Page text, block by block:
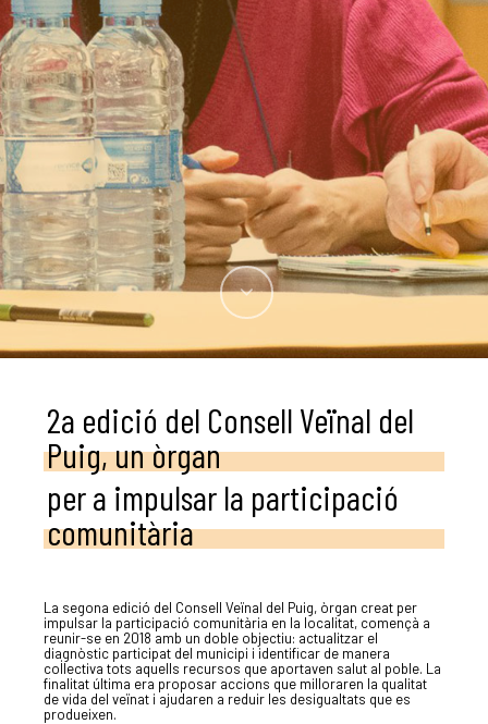
2a edició del Consell Veïnal del
Puig, un òrgan
per a impulsar la participació
comunitària
La segona edició del Consell Veïnal del Puig, òrgan creat per
impulsar la participació comunitària en la localitat, començà a
reunir-se en 2018 amb un doble objectiu: actualitzar el
diagnòstic participat del municipi i identificar de manera
col·lectiva tots aquells recursos que aportaven salut al poble. La
finalitat última era proposar accions que milloraren la qualitat
de vida del veïnat i ajudaren a reduir les desigualtats que es
produeixen.